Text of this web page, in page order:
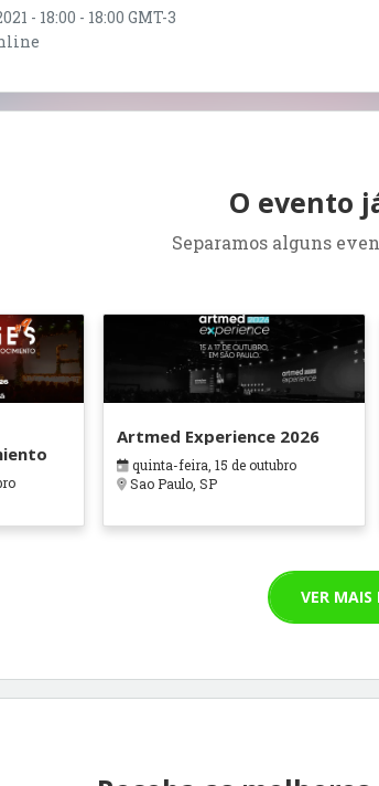
- 18:00 - 18:00 GMT-3
O evento
Separamos alguns
Artmed Experience 2026
quinta-feira, 15 de outubro
Sao Paulo, SP
VER MAIS